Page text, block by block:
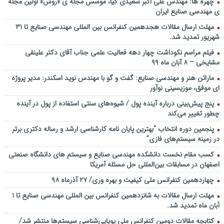
ملی توسعه مدیریت پولی و بانکی
بهمن ماه ۹۲
ی مهندسی صنایع ایران
مهلت ارسال مقالات هجدهمین کنفرانس بین المللی مهندسی صنایع تا ۳۱
شهریور تمدید شد.
فیلم مراسم نکوداشت چهار دهه فعالیت علمی جناب آقای دکتر علینقی
مشایخی – ۸ آبان ماه ۹۹
ماراتن هنر و مهندسی صنایع: گفت و گو با مهندس نوید اسکندر: مدیر پروژه
ای موفق، موزیسینی نوآور
پنج پیش‌بینی درباره آینده پول / شیوه‌های سنتی استفاده از پول در آینده
چطور تغییر می‌کند
پنجمین دورۀ انتخاب “بهترین پایان ­نامه کارشناسی­ ارشد و رساله دکتری برتر
در زمینه سیستم‌های فازی”
کسب مقام نخست دانشکده مهندسی صنایع و سیستم های دانشگاه صنعتی
اصفهان در مسابقات بین‌المللی حل مسئله آمریکا
چهاردهمین کنفرانس ملی کیفیت و بهره وری/ ۲۷ آذرماه ۹۸
مهلت ارسال مقالات به شانزدهمین کنفرانس بین المللی مهندسی صنایع تا ۱
آبان ماه تمدید شد.
کتابچه مقالات دومین کنفرانس ملی پویایی‌شناسی سیستم‌ها منتشر شد/